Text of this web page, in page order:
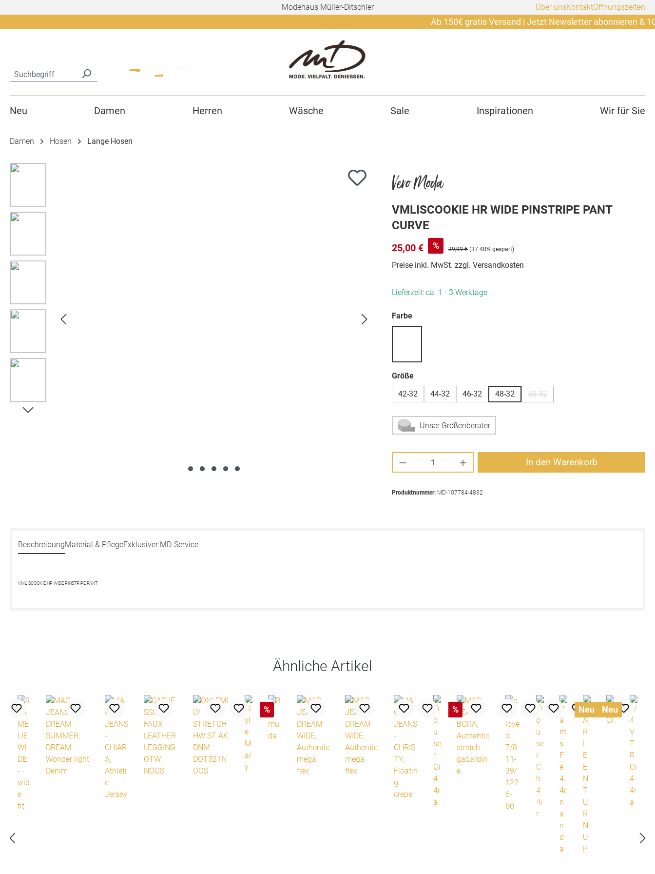
Modehaus Müller-Ditschler Über unsKontaktÖffnungszeiten
Ab 150€ gratis Versand | Jetzt Newsletter abonnieren & 10€
Neu Damen Herren Wäsche Sale Inspirationen Wir für Sie
Damen Hosen Lange Hosen
Bildergalerie überspringen
Vero Moda
VMLISCOOKIE HR WIDE PINSTRIPE PANT
CURVE
25,00 € % 39,99 € (37.48% gespart)
Preise inkl. MwSt. zzgl. Versandkosten
Lieferzeit: ca. 1 - 3 Werktage
Farbeauswählen
Größeauswählen
42-32
44-32 46-32 48-32 50-32
Unser Größenberater
Produkt Anzahl: Gib den gewünschten Wert ein
In den Warenkorb
Produktnummer: MD-107784-4832
BeschreibungMaterial & PflegeExklusiver MD-Service
VMLISCOOKIE HR WIDE PINSTRIPE PANT
Ähnliche Artikel
% % Neu Neu